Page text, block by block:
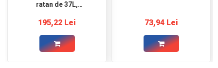
ratan de 37L,
195,22 Lei 73,94 Lei